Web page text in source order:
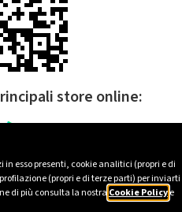
esso presenti, cookie analitici (propri e di
(propri e di terze parti) per inviarti
di più consulta la nostra Cookie Policye
store online: